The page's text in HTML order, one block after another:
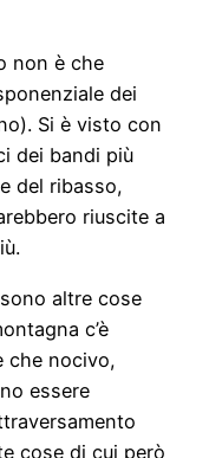
non è che
dei
Si è visto con
dei bandi più
del ribasso,
riuscite a
altre cose
c’è
che nocivo,
essere
cose di cui però